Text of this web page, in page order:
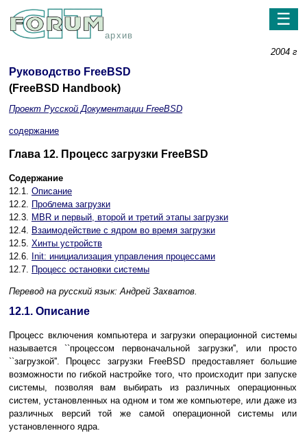
архив
☰
2004 г
Руководство FreeBSD
(FreeBSD Handbook)
Проект Русской Документации FreeBSD
содержание
Глава 12. Процесс загрузки FreeBSD
Содержание
12.1. Описание
12.2. Проблема загрузки
12.3. MBR и первый, второй и третий этапы загрузки
12.4. Взаимодействие с ядром во время загрузки
12.5. Хинты устройств
12.6. Init: инициализация управления процессами
12.7. Процесс остановки системы
Перевод на русский язык: Андрей Захватов.
12.1. Описание
Процесс включения компьютера и загрузки операционной системы
называется ``процессом первоначальной загрузки'', или просто
``загрузкой''. Процесс загрузки FreeBSD предоставляет большие
возможности по гибкой настройке того, что происходит при запуске
системы, позволяя вам выбирать из различных операционных
систем, установленных на одном и том же компьютере, или даже из
различных версий той же самой операционной системы или
установленного ядра.